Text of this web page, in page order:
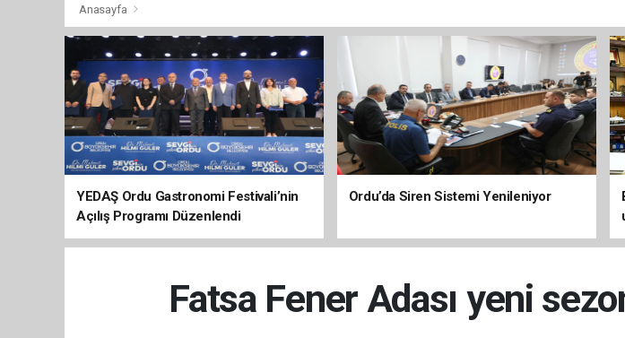
Anasayfa
YEDAŞ Ordu Gastronomi Festivali’nin
Açılış Programı Düzenlendi
Ordu’da Siren Sistemi Yenileniyor
Fatsa Fener Adası yeni